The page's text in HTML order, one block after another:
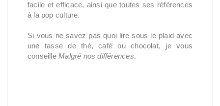
facile et efficace, ainsi que toutes ses références
à la pop culture.
Si vous ne savez pas quoi lire sous le plaid avec
une tasse de thé, café ou chocolat, je vous
conseilleMalgré nos différences.